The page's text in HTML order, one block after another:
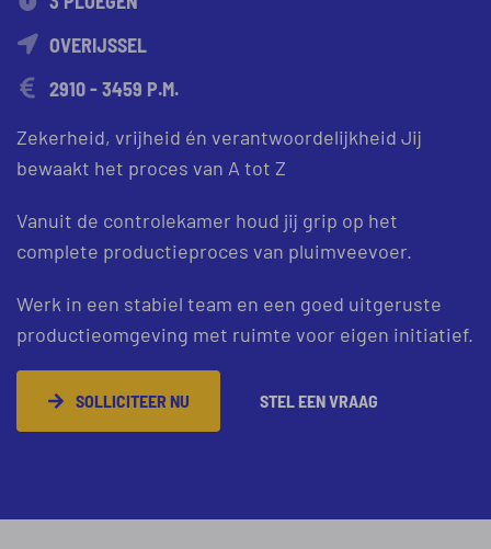
OVERIJSSEL
2910 - 3459 P.M.
Zekerheid, vrijheid én verantwoordelijkheid Jij
bewaakt het proces van A tot Z
Vanuit de controlekamer houd jij grip op het
complete productieproces van pluimveevoer.
Werk in een stabiel team en een goed uitgeruste
productieomgeving met ruimte voor eigen initiatief.
SOLLICITEER NU STEL EEN VRAAG